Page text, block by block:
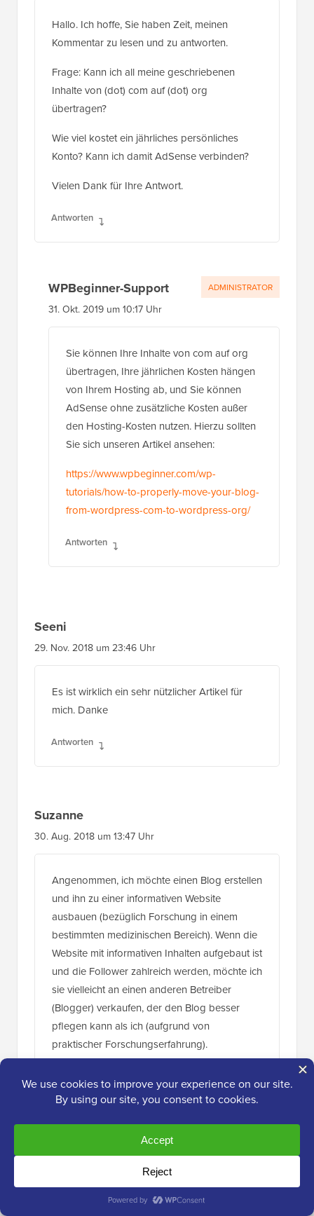
Hallo. Ich hoffe, Sie haben Zeit, meinen
Kommentar zu lesen und zu antworten.
Frage: Kann ich all meine geschriebenen
Inhalte von (dot) com auf (dot) org
übertragen?
Wie viel kostet ein jährliches persönliches
Konto? Kann ich damit AdSense verbinden?
Vielen Dank für Ihre Antwort.
Antworten
WPBeginner-Support
31. Okt. 2019 um 10:17 Uhr
Sie können Ihre Inhalte von com auf org
übertragen, Ihre jährlichen Kosten hängen
von Ihrem Hosting ab, und Sie können
AdSense ohne zusätzliche Kosten außer
den Hosting-Kosten nutzen. Hierzu sollten
Sie sich unseren Artikel ansehen:
https://www.wpbeginner.com/wp-
tutorials/how-to-properly-move-your-blog-
from-wordpress-com-to-wordpress-org/
Antworten
ADMINISTRATOR
Seeni
29. Nov. 2018 um 23:46 Uhr
Es ist wirklich ein sehr nützlicher Artikel für
mich. Danke
Antworten
Suzanne
30. Aug. 2018 um 13:47 Uhr
Angenommen, ich möchte einen Blog erstellen
und ihn zu einer informativen Website
ausbauen (bezüglich Forschung in einem
bestimmten medizinischen Bereich). Wenn die
Website mit informativen Inhalten aufgebaut ist
und die Follower zahlreich werden, möchte ich
sie vielleicht an einen anderen Betreiber
(Blogger) verkaufen, der den Blog besser
pflegen kann als ich (aufgrund von
praktischer Forschungserfahrung).
Würde WP Org. mir erlauben, meine Blog-
Seite zu verkaufen (in dem Wissen, dass ich
der Eigentümer der Blog-Inhalte wäre)?